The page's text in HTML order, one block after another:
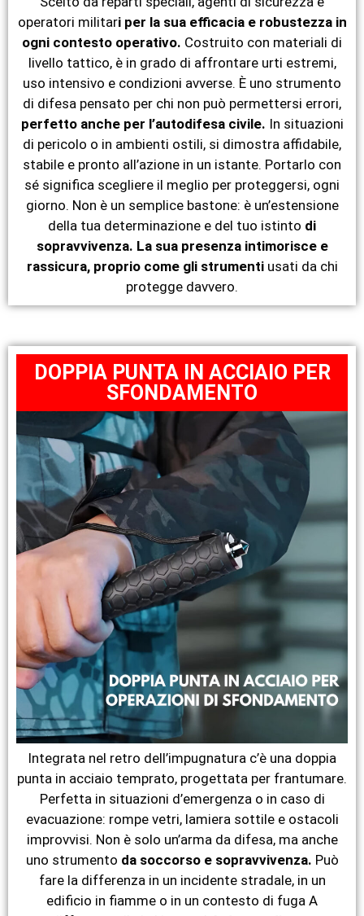
operatori militari per la sua efficacia e robustezza in
ogni contesto operativo. Costruito con materiali di
livello tattico, è in grado di affrontare urti estremi,
uso intensivo e condizioni avverse. È uno strumento
di difesa pensato per chi non può permettersi errori,
perfetto anche per l’autodifesa civile. In situazioni
di pericolo o in ambienti ostili, si dimostra affidabile,
stabile e pronto all’azione in un istante. Portarlo con
sé significa scegliere il meglio per proteggersi, ogni
giorno. Non è un semplice bastone: è un’estensione
della tua determinazione e del tuo istinto di
sopravvivenza. La sua presenza intimorisce e
rassicura, proprio come gli strumenti usati da chi
protegge davvero.
DOPPIA PUNTA IN ACCIAIO PER
SFONDAMENTO
Integrata nel retro dell’impugnatura c’è una doppia
punta in acciaio temprato, progettata per frantumare.
Perfetta in situazioni d’emergenza o in caso di
evacuazione: rompe vetri, lamiera sottile e ostacoli
improvvisi. Non è solo un’arma da difesa, ma anche
uno strumento da soccorso e sopravvivenza. Può
fare la differenza in un incidente stradale, in un
edificio in fiamme o in un contesto di fuga A